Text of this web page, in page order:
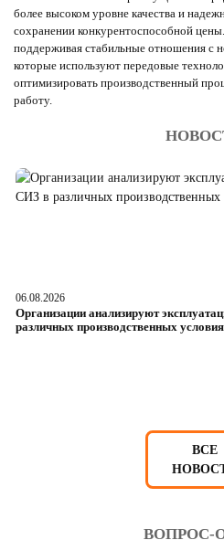
более высоком уровне качества и
сохранении конкурентоспособной
поддерживая стабильные отношения с
которые используют передовые
оптимизировать производственный
работу.
06.08.2026
Организации анализируют
различных производственных
ВСЕ
ВОПРОС-